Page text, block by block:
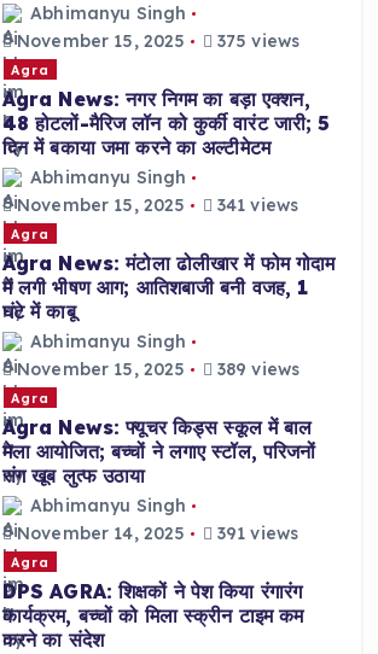
Abhimanyu Singh
November 15, 2025
375 views
Agra
Agra News: नगर निगम का बड़ा एक्शन,
48 होटलों-मैरिज लॉन को कुर्की वारंट जारी; 5
दिन में बकाया जमा करने का अल्टीमेटम
Abhimanyu Singh
November 15, 2025
341 views
Agra
Agra News: मंटोला ढोलीखार में फोम गोदाम
में लगी भीषण आग; आतिशबाजी बनी वजह, 1
घंटे में काबू
Abhimanyu Singh
November 15, 2025
389 views
Agra
Agra News: फ्यूचर किड्स स्कूल में बाल
मेला आयोजित; बच्चों ने लगाए स्टॉल, परिजनों
संग खूब लुत्फ उठाया
Abhimanyu Singh
November 14, 2025
391 views
Agra
DPS AGRA: शिक्षकों ने पेश किया रंगारंग
कार्यक्रम, बच्चों को मिला स्क्रीन टाइम कम
करने का संदेश